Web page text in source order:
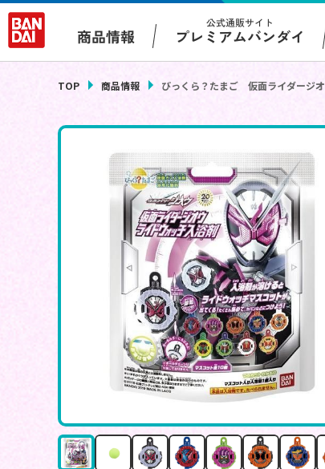
商品情報
公式通販サイト
プレミアムバンダイ
TOP 商品情報 びっくら？たまご 仮面ライダージ